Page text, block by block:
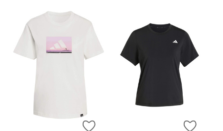
ZUR WUNSCHLISTE HINZUFÜGEN
ZUR